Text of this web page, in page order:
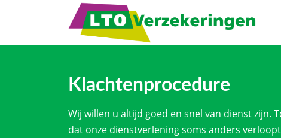
Klachtenprocedure
Wij willen u altijd goed en snel van dienst zijn.
dat onze dienstverlening soms anders